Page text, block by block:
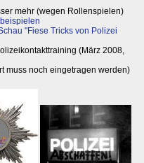
mehr (wegen Rollenspielen)
"Fiese Tricks von Polizei
(März 2008,
muss noch eingetragen werden)